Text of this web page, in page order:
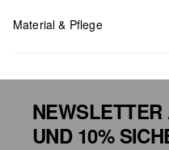
Material & Pflege
UND 10%